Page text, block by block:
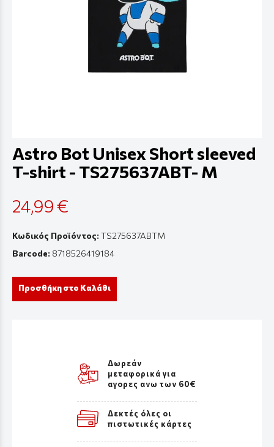
Astro Bot Unisex Short sleeved
T-shirt - TS275637ABT- M
24,99 €
Κωδικός Προϊόντος: TS275637ABTM
Barcode: 8718526419184
Προσθήκη στο Καλάθι
Δωρεάν
μεταφορικά για
αγορες ανω των 60€
Δεκτές όλες οι
πιστωτικές κάρτες